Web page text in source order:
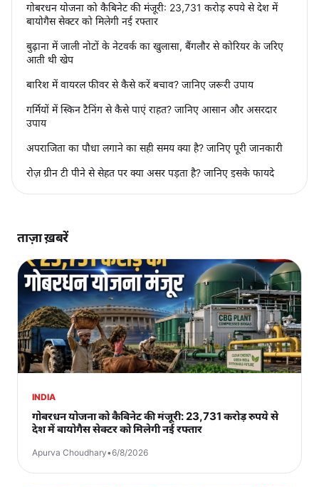
गोबरधन योजना को कैबिनेट की मंजूरी: 23,731 करोड़ रुपये से देश में
बायोगैस सेक्टर को मिलेगी नई रफ्तार
बुढ़ाना में जाली नोटों के नेटवर्क का खुलासा, बैंगलौर से कोरियर के जरिए
आती थी खेप
बारिश में वायरल फीवर से कैसे करें बचाव? जानिए जरूरी उपाय
गर्मियों में स्किन टैनिंग से कैसे पाएं राहत? जानिए आसान और असरदार
उपाय
अपराजिता का पौधा लगाने का सही समय क्या है? जानिए पूरी जानकारी
रोज़ ग्रीन टी पीने से सेहत पर क्या असर पड़ता है? जानिए इसके फायदे
ताज़ा ख़बरें
INDIA
गोबरधन योजना को कैबिनेट की मंजूरी: 23,731 करोड़ रुपये से
देश में बायोगैस सेक्टर को मिलेगी नई रफ्तार
Apurva Choudhary•6/8/2026